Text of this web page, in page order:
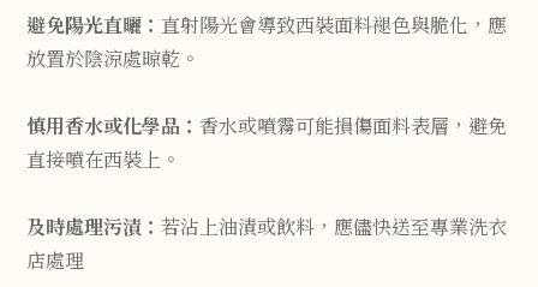
避免陽光直曬： 直射陽光會導致西裝面料褪色與脆化，應
放置於陰涼處晾乾。
慎用香水或化學品： 香水或噴霧可能損傷面料表層，避免
直接噴在西裝上。
及時處理污漬： 若沾上油漬或飲料，應儘快送至專業洗衣
店處理